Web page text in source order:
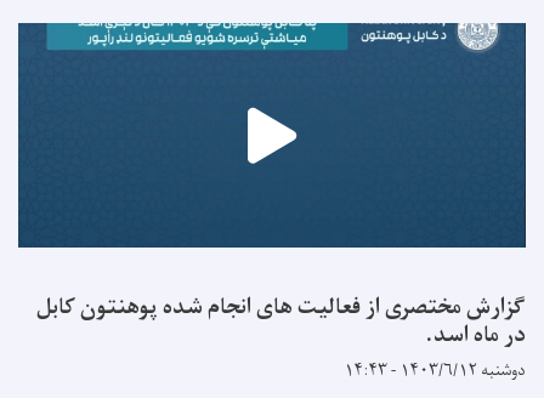
گزارش مختصری از فعالیت های انجام شده پوهنتون کابل
در ماه اسد.
دوشنبه ۱۴۰۳/۶/۱۲ - ۱۴:۴۳